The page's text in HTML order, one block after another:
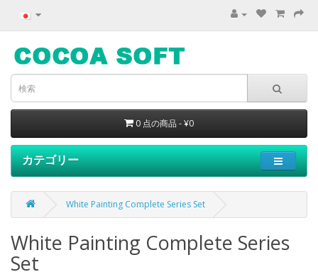
0 点の商品 - ¥0
カテゴリー
White Painting Complete Series Set
White Painting Complete Series
Set